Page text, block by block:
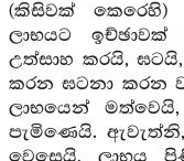
(කිසිවක්
ලාභයට
උත්සාහ කරයි,
කරන ඝටනා කරන
ලාභයෙන් මත්වෙයි,
පැමිණෙයි.